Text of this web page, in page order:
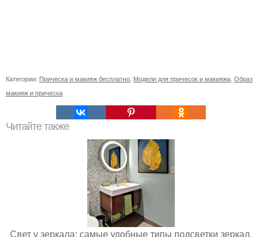
Категории: Прическа и макияж бесплатно, Модели для причесок и макияжа, Образ
макияж и прическа
Читайте также
Свет у зеркала: самые удобные типы подсветки зеркал.